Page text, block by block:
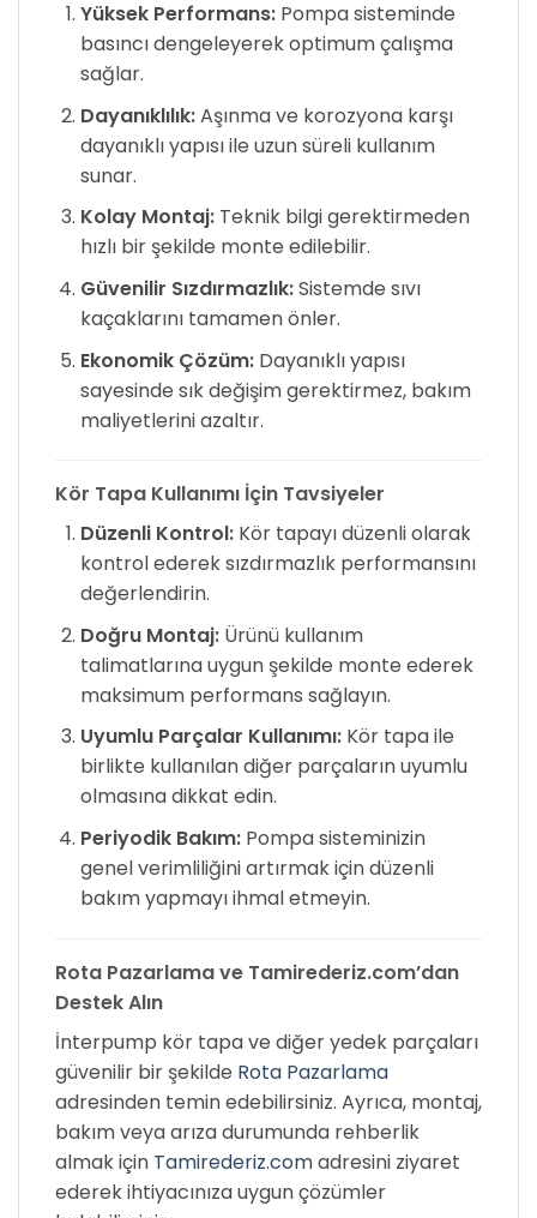
Yüksek Performans:Pompa sisteminde
basıncı dengeleyerek optimum çalışma
sağlar.
Dayanıklılık:Aşınma ve korozyona karşı
dayanıklı yapısı ile uzun süreli kullanım
sunar.
Kolay Montaj:Teknik bilgi gerektirmeden
hızlı bir şekilde monte edilebilir.
Güvenilir Sızdırmazlık:Sistemde sıvı
kaçaklarını tamamen önler.
Ekonomik Çözüm:Dayanıklı yapısı
sayesinde sık değişim gerektirmez, bakım
maliyetlerini azaltır.
Kör Tapa Kullanımı İçin Tavsiyeler
Düzenli Kontrol:Kör tapayı düzenli olarak
kontrol ederek sızdırmazlık performansını
değerlendirin.
Doğru Montaj:Ürünü kullanım
talimatlarına uygun şekilde monte ederek
maksimum performans sağlayın.
Uyumlu Parçalar Kullanımı:Kör tapa ile
birlikte kullanılan diğer parçaların uyumlu
olmasına dikkat edin.
Periyodik Bakım:Pompa sisteminizin
genel verimliliğini artırmak için düzenli
bakım yapmayı ihmal etmeyin.
Rota Pazarlama ve Tamirederiz.com’dan
Destek Alın
İnterpump kör tapa ve diğer yedek parçaları
güvenilir bir şekilde Rota Pazarlama
adresinden temin edebilirsiniz. Ayrıca, montaj,
bakım veya arıza durumunda rehberlik
almak için Tamirederiz.comadresini ziyaret
ederek ihtiyacınıza uygun çözümler